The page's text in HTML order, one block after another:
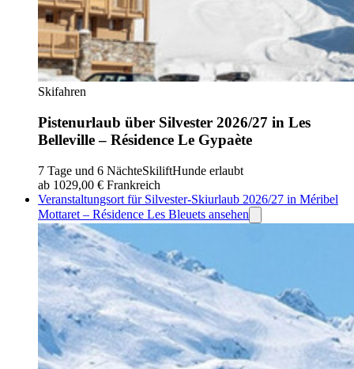
Skifahren
Pistenurlaub über Silvester 2026/27 in Les
Belleville – Résidence Le Gypaète
7 Tage und 6 NächteSkiliftHunde erlaubt
ab 1029,00 € Frankreich
Veranstaltungsort für Silvester-Skiurlaub 2026/27 in Méribel
Mottaret – Résidence Les Bleuets ansehen